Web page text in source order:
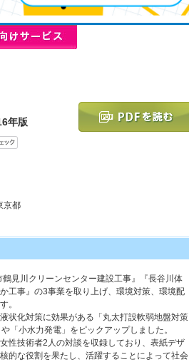
年版
京都
見川クリーンセンター建設工事』『長谷川体
工事』の3事業を取り上げ、環境対策、環境配
。
状化対策に効果がある「丸太打設軟弱地盤対策
「小水力発電」をピックアップしました。
性技術者2人の対談を収録しており、表紙デザ
的な役割を果たし、活躍することによって社会